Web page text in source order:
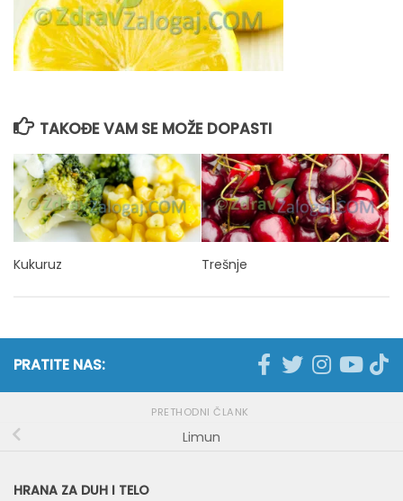
TAKOĐE VAM SE MOŽE DOPASTI
Kukuruz Trešnje
PRATITE NAS:
PRETHODNI ČLANK
Limun
HRANA ZA DUH I TELO